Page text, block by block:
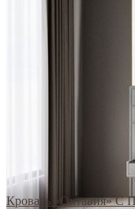
Кровать «Октавия» С